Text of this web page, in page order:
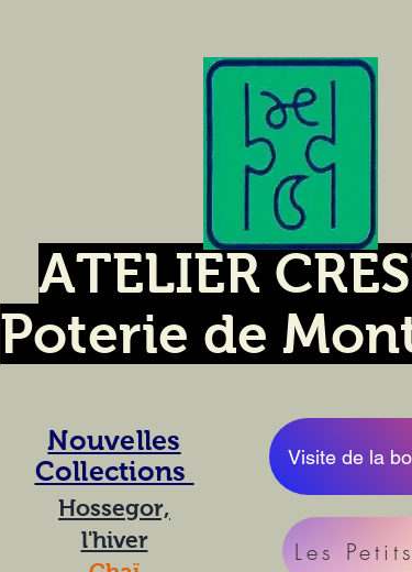
ATELIER
Poterie de
Nouvelles
Collections
Hossegor,
l'hiver
Visite de la
Les